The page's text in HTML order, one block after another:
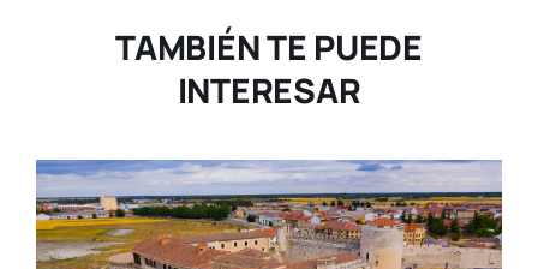
TAMBIÉN TE PUEDE
INTERESAR